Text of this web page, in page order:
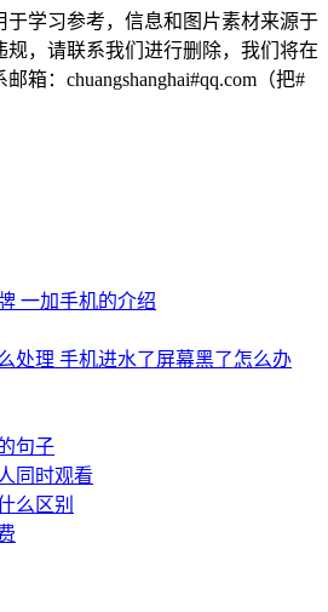
于学习参考，信息和图片素材来源于
规，请联系我们进行删除，我们将在
箱：chuangshanghai#qq.com（把#
一加手机的介绍
处理 手机进水了屏幕黑了怎么办
句子
同时观看
么区别